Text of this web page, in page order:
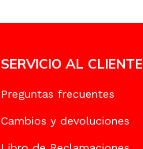
SERVICIO AL CLIENTE
Preguntas frecuentes
Cambios y devoluciones